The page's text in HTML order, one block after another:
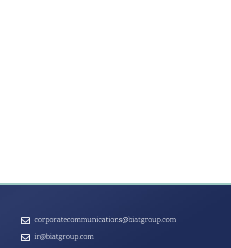
corporatecommunications@biatgroup.com
ir@biatgroup.com